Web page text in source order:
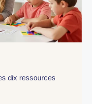
dix ressources